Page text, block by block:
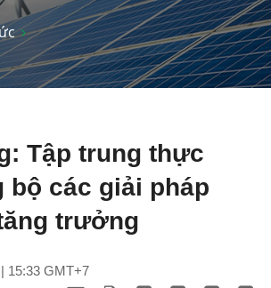
Tập trung thực
bộ các giải pháp
trưởng
15:33 GMT+7